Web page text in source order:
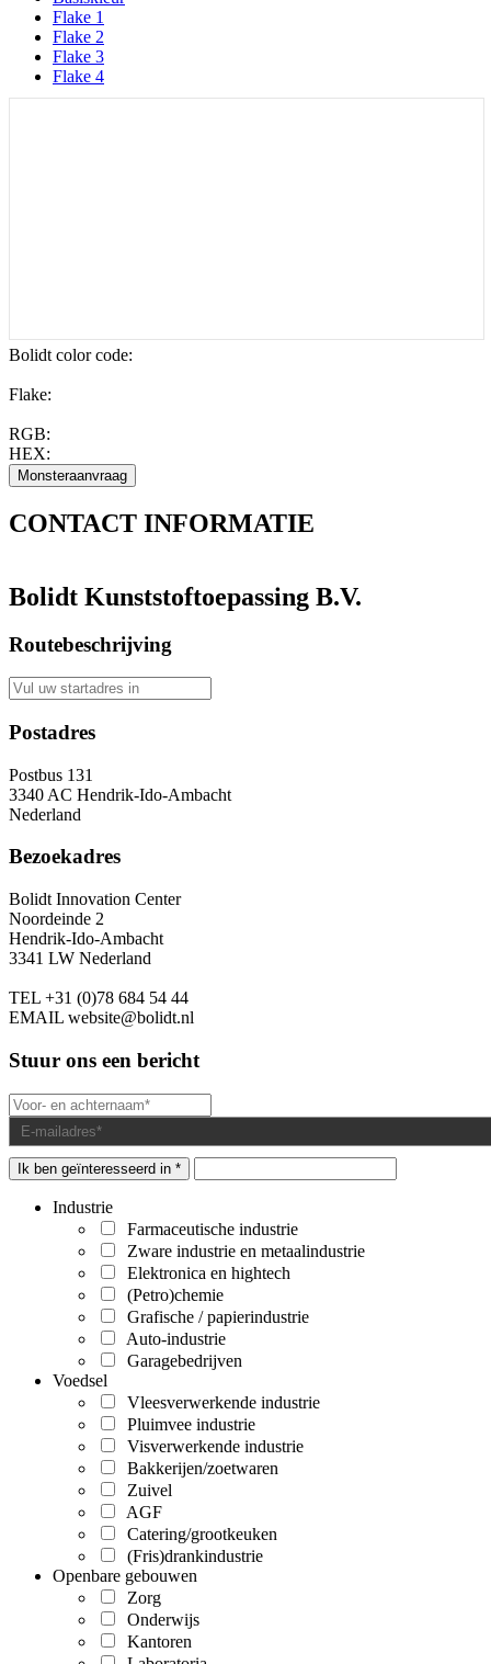
Flake 1
Flake 2
Flake 3
Flake 4
Bolidt color code:
Flake:
RGB:
HEX:
CONTACT INFORMATIE
Bolidt Kunststoftoepassing B.V.
Routebeschrijving
Postadres
Postbus 131
3340 AC Hendrik-Ido-Ambacht
Nederland
Bezoekadres
Bolidt Innovation Center
Noordeinde 2
Hendrik-Ido-Ambacht
3341 LW Nederland
TEL +31 (0)78 684 54 44
EMAIL website@bolidt.nl
Stuur ons een bericht
Ik ben geïnteresseerd in *
Industrie
Farmaceutische industrie
Zware industrie en metaalindustrie
Elektronica en hightech
(Petro)chemie
Grafische / papierindustrie
Auto-industrie
Garagebedrijven
Voedsel
Vleesverwerkende industrie
Pluimvee industrie
Visverwerkende industrie
Bakkerijen/zoetwaren
Zuivel
AGF
Catering/grootkeuken
(Fris)drankindustrie
Openbare gebouwen
Zorg
Onderwijs
Kantoren